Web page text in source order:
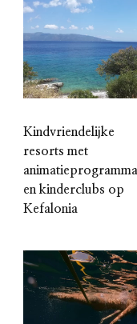
Kindvriendelijke
resorts met
en kinderclubs op
Kefalonia